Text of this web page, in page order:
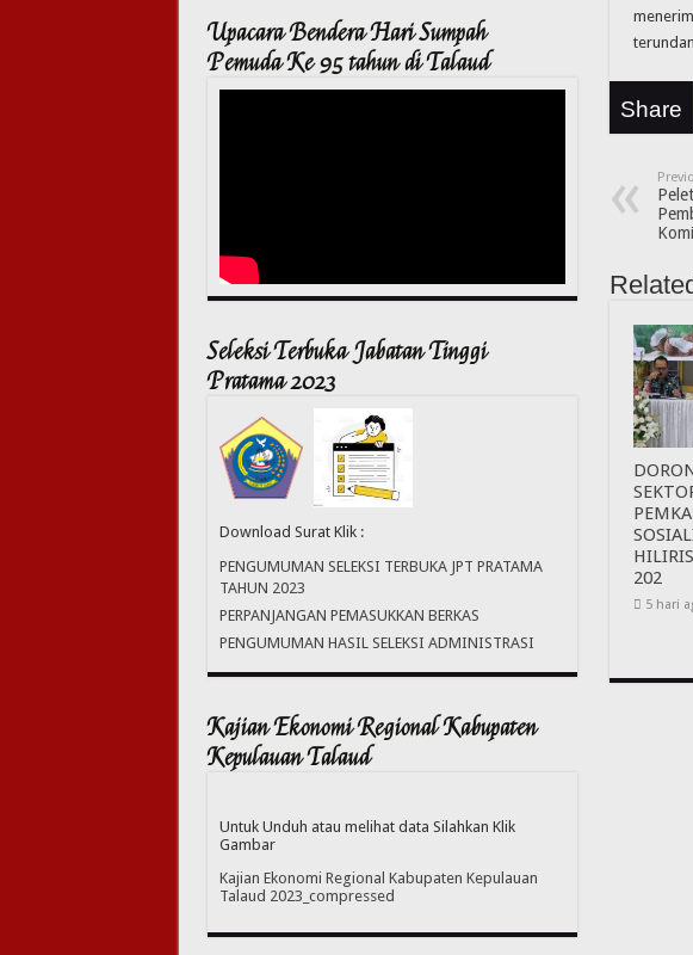
Share
202
5 hari
Upacara Bendera Hari Sumpah
Pemuda Ke 95 tahun di Talaud
Seleksi Terbuka Jabatan Tinggi
Pratama 2023
Download Surat Klik :
PENGUMUMAN SELEKSI TERBUKA JPT PRATAMA
TAHUN 2023
PERPANJANGAN PEMASUKKAN BERKAS
PENGUMUMAN HASIL SELEKSI ADMINISTRASI
Kajian Ekonomi Regional Kabupaten
Kepulauan Talaud
Untuk Unduh atau melihat data Silahkan Klik
Gambar
Kajian Ekonomi Regional Kabupaten Kepulauan
Talaud 2023_compressed